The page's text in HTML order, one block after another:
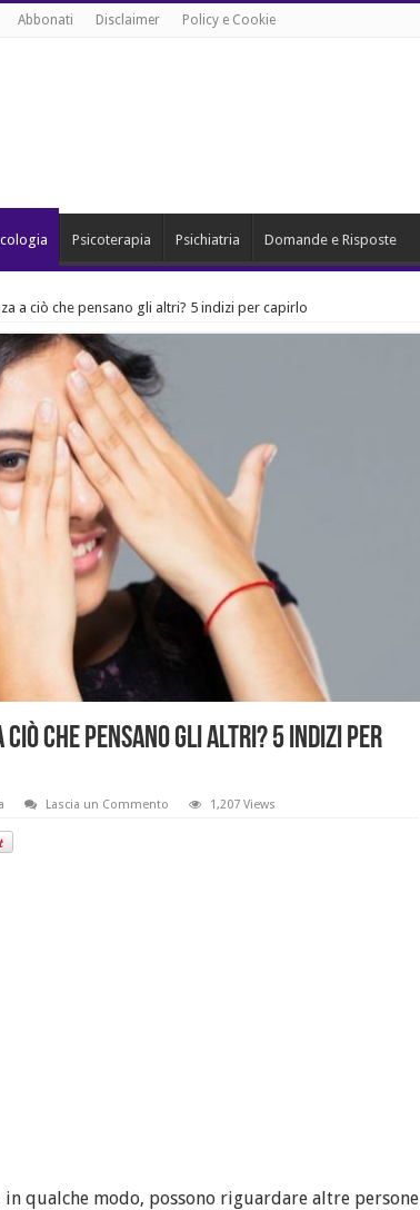
Abbonati Disclaimer Policy e Cookie
Psicoterapia Psichiatria Domande e Risposte
a ciò che pensano gli altri? 5 indizi per capirlo
ciò che pensano gli altri? 5 indizi per
Lascia un Commento 1,207 Views
in qualche modo, possono riguardare altre persone